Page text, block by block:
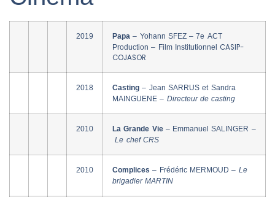
2019 Papa – Yohann SFEZ – 7e ACT
Production – Film Institutionnel CASIP-
COJASOR
2018 Casting – Jean SARRUS et Sandra
MAINGUENE – Directeur de casting
2010 La Grande Vie– Emmanuel SALINGER –
Le chef CRS
2010 Complices – Frédéric MERMOUD – Le
brigadier MARTIN